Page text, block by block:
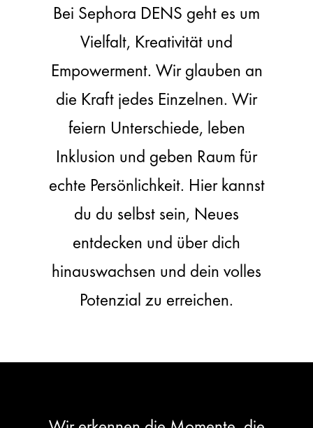
Bei Sephora DENS geht es um
Vielfalt, Kreativität und
Empowerment. Wir glauben an
die Kraft jedes Einzelnen. Wir
feiern Unterschiede, leben
Inklusion und geben Raum für
echte Persönlichkeit. Hier kannst
du du selbst sein, Neues
entdecken und über dich
hinauswachsen und dein volles
Potenzial zu erreichen.